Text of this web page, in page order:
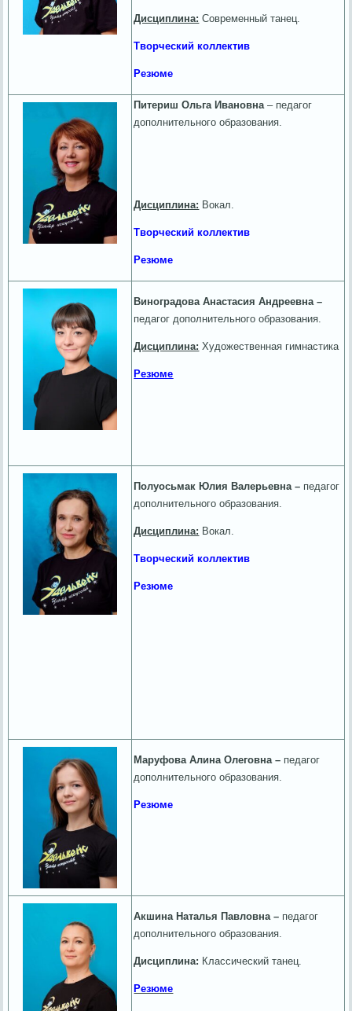
Дисциплина: Современный танец.
Творческий коллектив
Резюме
Питериш Ольга Ивановна – педагог
дополнительного образования.
Дисциплина: Вокал.
Творческий коллектив
Резюме
Виноградова Анастасия Андреевна –
педагог дополнительного образования.
Дисциплина: Художественная гимнастика
Резюме
Полуосьмак Юлия Валерьевна – педагог
дополнительного образования.
Дисциплина: Вокал.
Творческий коллектив
Резюме
Маруфова Алина Олеговна – педагог
дополнительного образования.
Резюме
Акшина Наталья Павловна – педагог
дополнительного образования.
Дисциплина: Классический танец.
Резюме